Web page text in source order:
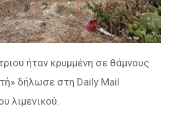
ήταν κρυμμένη σε θάμνους
δήλωσε στη Daily Mail
λιμενικού.